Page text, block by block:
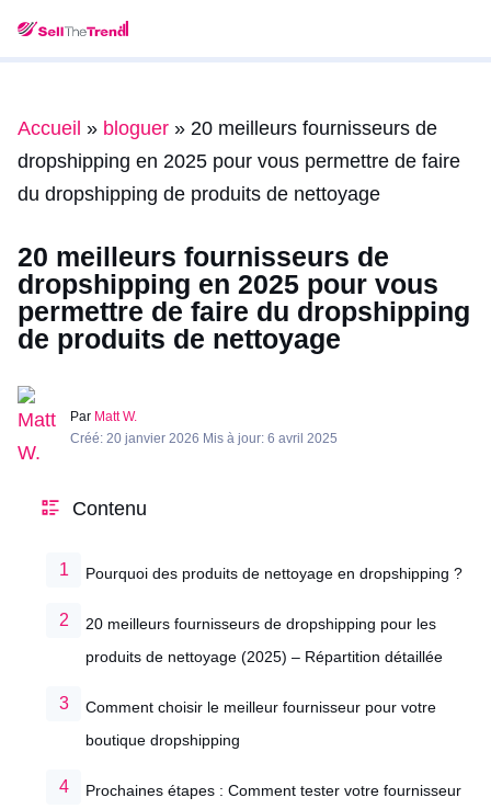
Accueil » bloguer » 20 meilleurs fournisseurs de
dropshipping en 2025 pour vous permettre de faire
du dropshipping de produits de nettoyage
20 meilleurs fournisseurs de
dropshipping en 2025 pour vous
permettre de faire du dropshipping
de produits de nettoyage
Par Matt W.
Créé: 20 janvier 2026 Mis à jour: 6 avril 2025
Contenu
Pourquoi des produits de nettoyage en dropshipping ?
20 meilleurs fournisseurs de dropshipping pour les
produits de nettoyage (2025) – Répartition détaillée
Comment choisir le meilleur fournisseur pour votre
boutique dropshipping
Prochaines étapes : Comment tester votre fournisseur